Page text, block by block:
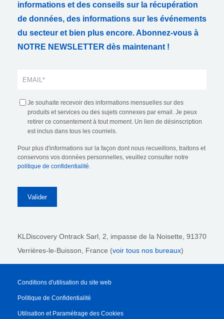
informations et des conseils sur la récupération
de données, des informations sur les événements
du secteur et bien plus encore. Abonnez-vous à
NOTRE NEWSLETTER dès maintenant !
Je souhaite recevoir des informations mensuelles sur des
produits et services ou des sujets connexes par email. Je peux
retirer ce consentement à tout moment. Un lien de désinscription
est inclus dans tous les courriels.
Pour plus d'informations sur la façon dont nous recueillons, traitons et
conservons vos données personnelles, veuillez consulter notre
politique de confidentialité.
KLDiscovery Ontrack Sarl, 2, impasse de la Noisette, 91370
Verrières-le-Buisson, France (voir tous nos bureaux)
Conditions d'utilisation du site web
Politique de Confidentialité
Utilisation et Paramétrage des Cookies